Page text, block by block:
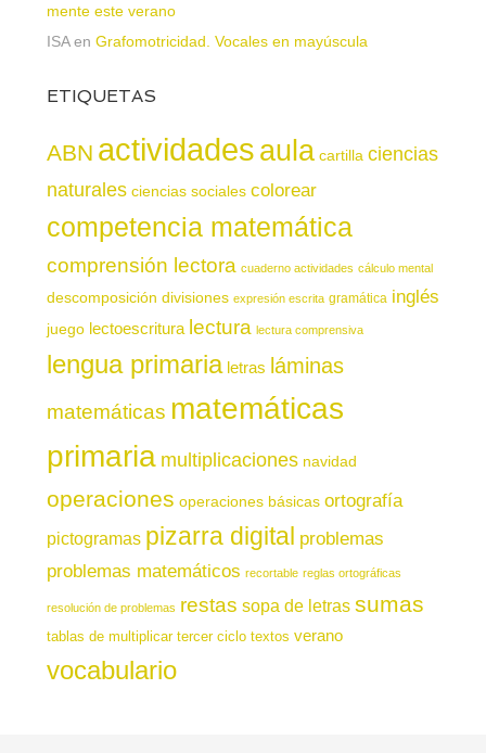
mente este verano
ISAen Grafomotricidad. Vocales en mayúscula
ETIQUETAS
ABN actividadesaula cartilla ciencias
naturales ciencias sociales colorear
competencia matemática
comprensión lectora cuaderno actividades cálculo mental
descomposición divisiones expresión escrita gramática inglés
juego lectoescritura lectura lectura comprensiva
lengua primaria letras láminas
matemáticas matemáticas
primaria multiplicaciones navidad
operaciones operaciones básicas ortografía
pictogramas pizarra digital problemas
problemas matemáticos recortable reglas ortográficas
resolución de problemas restas sopa de letras sumas
tablas de multiplicar tercer ciclo textos verano
vocabulario